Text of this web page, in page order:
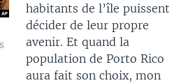
habitants de l’île puissent
décider de leur propre
avenir. Et quand la
population de Porto Rico
aura fait son choix, mon